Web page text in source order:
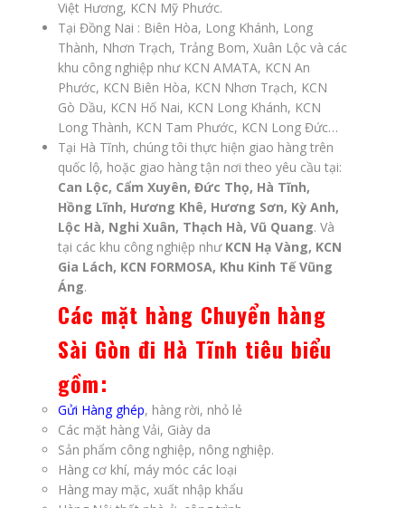
Việt Hương, KCN Mỹ Phước.
Tại Đồng Nai : Biên Hòa, Long Khánh, Long
Thành, Nhơn Trạch, Trảng Bom, Xuân Lộc và các
khu công nghiệp như KCN AMATA, KCN An
Phước, KCN Biên Hòa, KCN Nhơn Trạch, KCN
Gò Dầu, KCN Hố Nai, KCN Long Khánh, KCN
Long Thành, KCN Tam Phước, KCN Long Đức…
Tại Hà Tĩnh, chúng tôi thực hiện giao hàng trên
quốc lộ, hoặc giao hàng tận nơi theo yêu cầu tại:
Can Lộc, Cẩm Xuyên, Đức Thọ, Hà Tĩnh,
Hồng Lĩnh, Hương Khê, Hương Sơn, Kỳ Anh,
Lộc Hà, Nghi Xuân, Thạch Hà, Vũ Quang. Và
tại các khu công nghiệp như KCN Hạ Vàng, KCN
Gia Lách, KCN FORMOSA, Khu Kinh Tế Vũng
Áng.
Các mặt hàng Chuyển hàng
Sài Gòn đi Hà Tĩnh tiêu biểu
gồm:
Gửi Hàng ghép, hàng rời, nhỏ lẻ
Các mặt hàng Vải, Giày da
Sản phẩm công nghiệp, nông nghiệp.
Hàng cơ khí, máy móc các loại
Hàng may mặc, xuất nhập khẩu